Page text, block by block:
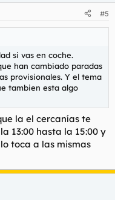
#5
si vas en coche.
han cambiado paradas
provisionales. Y el tema
tambien esta algo
la el cercanías te
13:00 hasta la 15:00 y
toca a las mismas